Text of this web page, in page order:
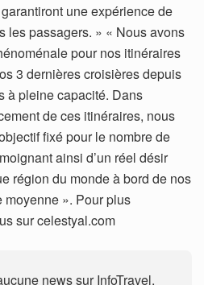
une expérience de
les passagers. » « Nous avons
pour nos itinéraires
3 dernières croisières depuis
à pleine capacité. Dans
de ces itinéraires, nous
fixé pour le nombre de
ainsi d’un réel désir
région du monde à bord de nos
». Pour plus
sur celestyal.com
news sur InfoTravel,